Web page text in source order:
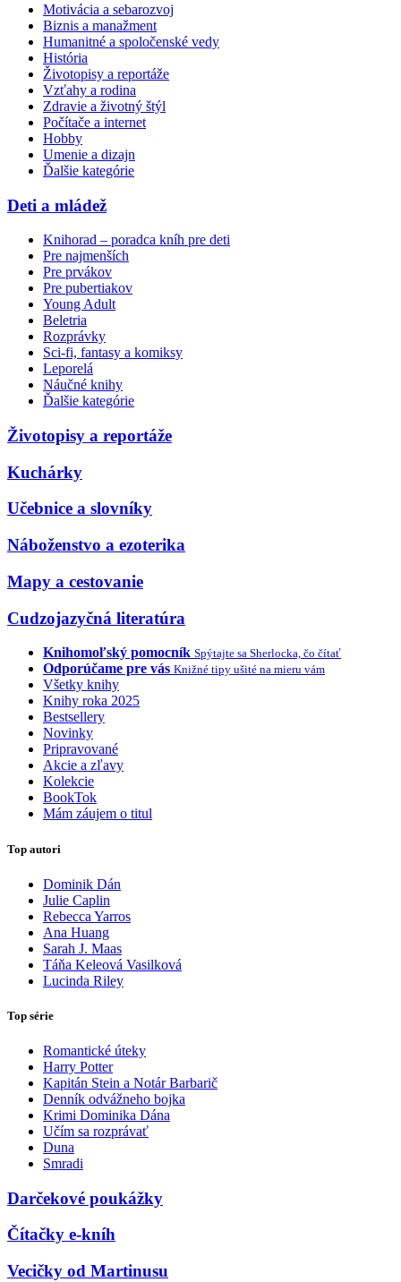
Motivácia a sebarozvoj
Biznis a manažment
Humanitné a spoločenské vedy
História
Životopisy a reportáže
Vzťahy a rodina
Zdravie a životný štýl
Počítače a internet
Hobby
Umenie a dizajn
Ďalšie kategórie
Deti a mládež
Knihorad – poradca kníh pre deti
Pre najmenších
Pre prvákov
Pre pubertiakov
Young Adult
Beletria
Rozprávky
Sci-fi, fantasy a komiksy
Leporelá
Náučné knihy
Ďalšie kategórie
Životopisy a reportáže
Kuchárky
Učebnice a slovníky
Náboženstvo a ezoterika
Mapy a cestovanie
Cudzojazyčná literatúra
Knihomoľský pomocník Spýtajte sa Sherlocka, čo čítať
Odporúčame pre vás Knižné tipy ušité na mieru vám
Všetky knihy
Knihy roka 2025
Bestsellery
Novinky
Pripravované
Akcie a zľavy
Kolekcie
BookTok
Mám záujem o titul
Top autori
Dominik Dán
Julie Caplin
Rebecca Yarros
Ana Huang
Sarah J. Maas
Táňa Keleová Vasilková
Lucinda Riley
Top série
Romantické úteky
Harry Potter
Kapitán Stein a Notár Barbarič
Denník odvážneho bojka
Krimi Dominika Dána
Učím sa rozprávať
Duna
Smradi
Darčekové poukážky
Čítačky e-kníh
Vecičky od Martinusu